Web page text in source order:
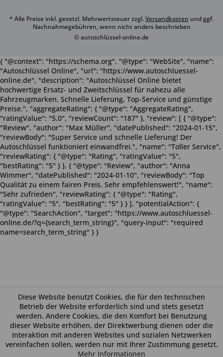
* Alle Preise inkl. gesetzl. Mehrwertsteuer zzgl.Versandkosten und ggf.
Nachnahmegebühren, wenn nicht anders beschrieben
© autoschlüssel-online.de
Diese Website benutzt Cookies, die für den technischen
Betrieb der Website erforderlich sind und stets gesetzt
werden. Andere Cookies, die den Komfort bei Benutzung
dieser Website erhöhen, der Direktwerbung dienen oder die
Interaktion mit anderen Websites und sozialen Netzwerken
vereinfachen sollen, werden nur mit Ihrer Zustimmung gesetzt.
Mehr Informationen
{ "@context": "https://schema.org", "@type": "WebSite", "name":
"Autoschlüssel Online", "url": "https://www.autoschluessel-
online.de", "description": "Autoschlüssel Online bietet
hochwertige Ersatz- und Zweitschlüssel für nahezu alle
Fahrzeugmarken. Schnelle Lieferung, Top-Service und günstige
Preise.", "aggregateRating": { "@type": "AggregateRating",
"ratingValue": "5.0", "reviewCount": "187" }, "review": [ { "@type":
"Review", "author": "Max Müller", "datePublished": "2024-01-15",
"reviewBody": "Super Service und schnelle Lieferung! Der
Autoschlüssel funktioniert einwandfrei.", "name": "Toller Service",
"reviewRating": { "@type": "Rating", "ratingValue": "5",
"bestRating": "5" } }, { "@type": "Review", "author": "Anna
Wimmer", "datePublished": "2024-01-10", "reviewBody": "Top
Qualität zu einem fairen Preis. Sehr empfehlenswert!", "name":
"Sehr zufrieden", "reviewRating": { "@type": "Rating",
"ratingValue": "5", "bestRating": "5" } } ], "potentialAction": {
"@type": "SearchAction", "target": "https://www.autoschluessel-
online.de/?q={search_term_string}", "query-input": "required
name=search_term_string" } }